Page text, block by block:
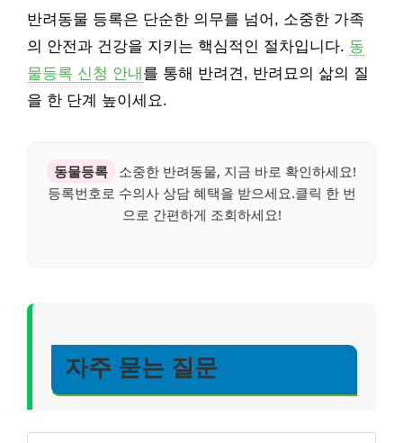
반려동물 등록은 단순한 의무를 넘어, 소중한 가족
의 안전과 건강을 지키는 핵심적인 절차입니다. 동
물등록 신청 안내 를 통해 반려견, 반려묘의 삶의 질
을 한 단계 높이세요.
동물등록
소중한 반려동물, 지금 바로 확인하세요!
등록번호로 수의사 상담 혜택을 받으세요.클릭 한 번
으로 간편하게 조회하세요!
자주 묻는 질문